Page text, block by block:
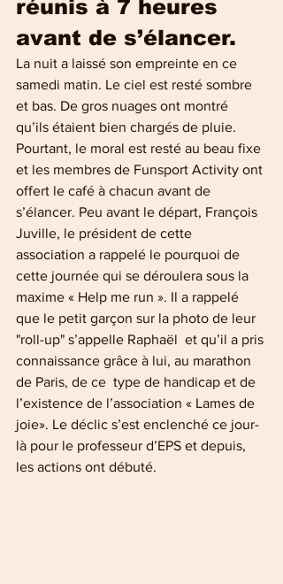
réunis à 7 heures
avant de s’élancer.
La nuit a laissé son empreinte en ce
samedi matin. Le ciel est resté sombre
et bas. De gros nuages ont montré
qu’ils étaient bien chargés de pluie.
Pourtant, le moral est resté au beau fixe
et les membres de Funsport Activity ont
offert le café à chacun avant de
s’élancer. Peu avant le départ, François
Juville, le président de cette
association a rappelé le pourquoi de
cette journée qui se déroulera sous la
maxime « Help me run ». Il a rappelé
que le petit garçon sur la photo de leur
"roll-up" s’appelle Raphaël  et qu’il a pris
connaissance grâce à lui, au marathon
de Paris, de ce  type de handicap et de
l’existence de l’association « Lames de
joie». Le déclic s’est enclenché ce jour-
là pour le professeur d’EPS et depuis,
les actions ont débuté.